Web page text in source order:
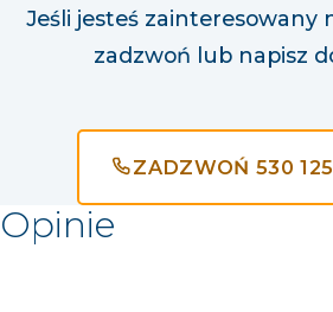
Jeśli jesteś zainteresowany
zadzwoń lub napisz
ZADZWOŃ 530
Opinie